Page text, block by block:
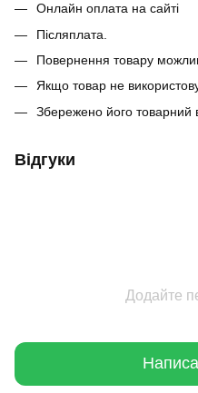
Онлайн оплата на сайті
Післяплата.
Повернення товару
Якщо товар не
Збережено його товарний
Відгуки
Додайте